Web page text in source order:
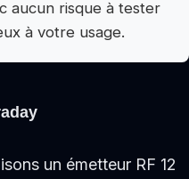
aucun risque à tester
à votre usage.
un émetteur RF 12